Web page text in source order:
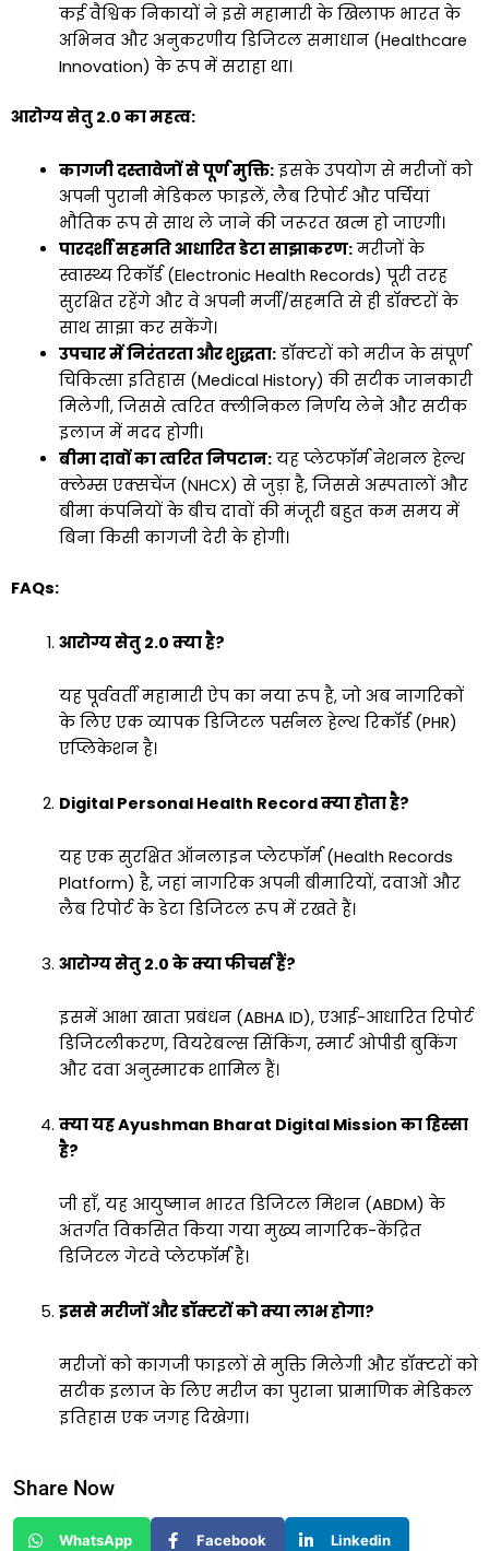
कई वैश्विक निकायों ने इसे महामारी के खिलाफ भारत के
अभिनव और अनुकरणीय डिजिटल समाधान (Healthcare
Innovation) के रूप में सराहा था।
आरोग्य सेतु 2.0 का महत्व:
कागजी दस्तावेजों से पूर्ण मुक्ति:इसके उपयोग से मरीजों को
अपनी पुरानी मेडिकल फाइलें, लैब रिपोर्ट और पर्चियां
भौतिक रूप से साथ ले जाने की जरूरत खत्म हो जाएगी।
पारदर्शी सहमति आधारित डेटा साझाकरण:मरीजों के
स्वास्थ्य रिकॉर्ड (Electronic Health Records) पूरी तरह
सुरक्षित रहेंगे और वे अपनी मर्जी/सहमति से ही डॉक्टरों के
साथ साझा कर सकेंगे।
उपचार में निरंतरता और शुद्धता:डॉक्टरों को मरीज के संपूर्ण
चिकित्सा इतिहास (Medical History) की सटीक जानकारी
मिलेगी, जिससे त्वरित क्लीनिकल निर्णय लेने और सटीक
इलाज में मदद होगी।
बीमा दावों का त्वरित निपटान:यह प्लेटफॉर्म नेशनल हेल्थ
क्लेम्स एक्सचेंज (NHCX) से जुड़ा है, जिससे अस्पतालों और
बीमा कंपनियों के बीच दावों की मंजूरी बहुत कम समय में
बिना किसी कागजी देरी के होगी।
FAQs:
आरोग्य सेतु 2.0 क्या है?
यह पूर्ववर्ती महामारी ऐप का नया रूप है, जो अब नागरिकों
के लिए एक व्यापक डिजिटल पर्सनल हेल्थ रिकॉर्ड (PHR)
एप्लिकेशन है।
Digital Personal Health Record क्या होता है?
यह एक सुरक्षित ऑनलाइन प्लेटफॉर्म (Health Records
Platform) है, जहां नागरिक अपनी बीमारियों, दवाओं और
लैब रिपोर्ट के डेटा डिजिटल रूप में रखते हैं।
आरोग्य सेतु 2.0 के क्या फीचर्स हैं?
इसमें आभा खाता प्रबंधन (ABHA ID), एआई-आधारित रिपोर्ट
डिजिटलीकरण, वियरेबल्स सिंकिंग, स्मार्ट ओपीडी बुकिंग
और दवा अनुस्मारक शामिल हैं।
क्या यह Ayushman Bharat Digital Mission का हिस्सा
है?
जी हाँ, यह आयुष्मान भारत डिजिटल मिशन (ABDM) के
अंतर्गत विकसित किया गया मुख्य नागरिक-केंद्रित
डिजिटल गेटवे प्लेटफॉर्म है।
इससे मरीजों और डॉक्टरों को क्या लाभ होगा?
मरीजों को कागजी फाइलों से मुक्ति मिलेगी और डॉक्टरों को
सटीक इलाज के लिए मरीज का पुराना प्रामाणिक मेडिकल
इतिहास एक जगह दिखेगा।
Share Now
WhatsApp Facebook Linkedin